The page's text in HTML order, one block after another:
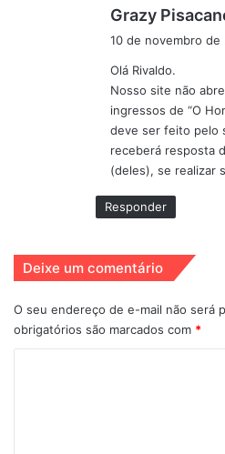
A Madrinha Embrigada
Cleto Baccic
Fred SIlveira
Ivan Parente
Kiara Sasso O
Sancho Pança
Sara Sarres
Grazy
10 de novembro de
Olá Rivaldo.
Nosso site não
ingressos de “O
deve ser feito pelo
receberá resposta
(deles), se realizar
Responder
Deixe um comentário
O seu endereço de e-mail não será
obrigatórios são marcados com *